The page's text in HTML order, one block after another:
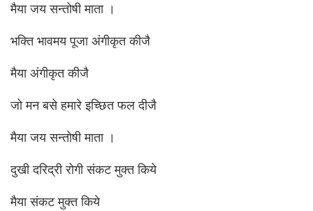
मैया जय सन्तोषी माता ।
भक्ति भावमय पूजा अंगीकृत कीजै
मैया अंगीकृत कीजै
जो मन बसे हमारे इच्छित फल दीजै
मैया जय सन्तोषी माता ।
दुखी दरिद्री रोगी संकट मुक्त किये
मैया संकट मुक्त किये